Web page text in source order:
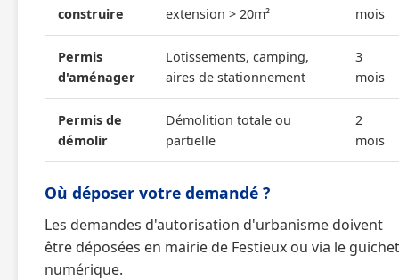
construire
extension > 20m²
mois
Permis
d'aménager
Lotissements, camping,
aires de stationnement
3
mois
Permis de
démolir
Démolition totale ou
partielle
2
mois
Où déposer votre demandé ?
Les demandes d'autorisation d'urbanisme doivent
être déposées en mairie de Festieux ou via le guichet
numérique.